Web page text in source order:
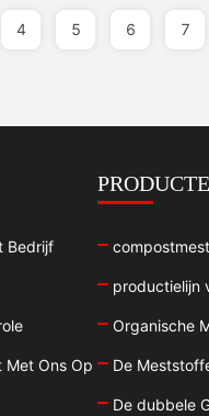
4 5 6 7
Bedrijf
Met Ons Op
productielijn
Organische
De
De dubbele